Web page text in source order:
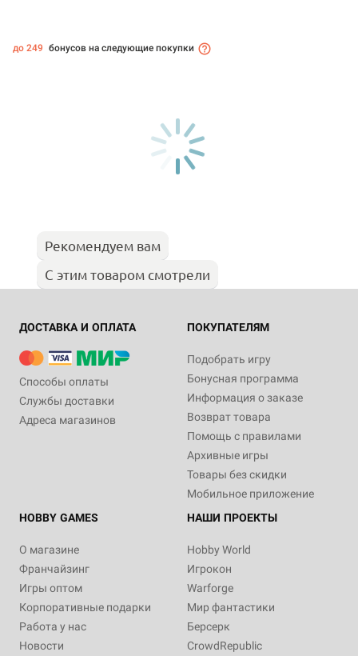
до 249 бонусов на следующие покупки
Рекомендуем вам
С этим товаром смотрели
ДОСТАВКА И ОПЛАТА
Способы оплаты
Службы доставки
Адреса магазинов
ПОКУПАТЕЛЯМ
Подобрать игру
Бонусная программа
Информация о заказе
Возврат товара
Помощь с правилами
Архивные игры
Товары без скидки
Мобильное приложение
HOBBY GAMES
О магазине
Франчайзинг
Игры оптом
Корпоративные подарки
Работа у нас
Новости
НАШИ ПРОЕКТЫ
Hobby World
Игрокон
Warforge
Мир фантастики
Берсерк
CrowdRepublic